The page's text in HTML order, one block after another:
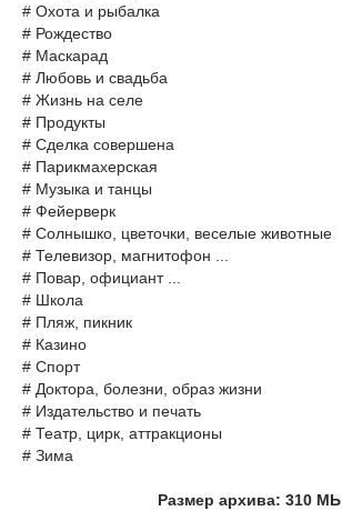
# Охота и рыбалка
# Рождество
# Маскарад
# Любовь и свадьба
# Жизнь на селе
# Продукты
# Сделка совершена
# Парикмахерская
# Музыка и танцы
# Фейерверк
# Солнышко, цветочки, веселые животные
# Телевизор, магнитофон ...
# Повар, официант ...
# Школа
# Пляж, пикник
# Казино
# Спорт
# Доктора, болезни, образ жизни
# Издательство и печать
# Театр, цирк, аттракционы
# Зима
Размер архива: 310 MЬ